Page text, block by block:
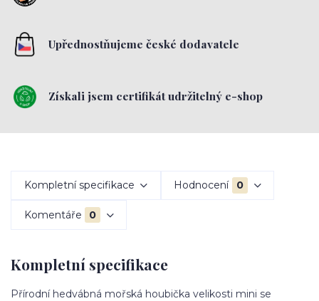
Upřednostňujeme české dodavatele
Získali jsem certifikát udržitelný e-shop
Kompletní specifikace Hodnocení 0
Komentáře 0
Kompletní specifikace
Přírodní hedvábná mořská houbička velikosti mini se